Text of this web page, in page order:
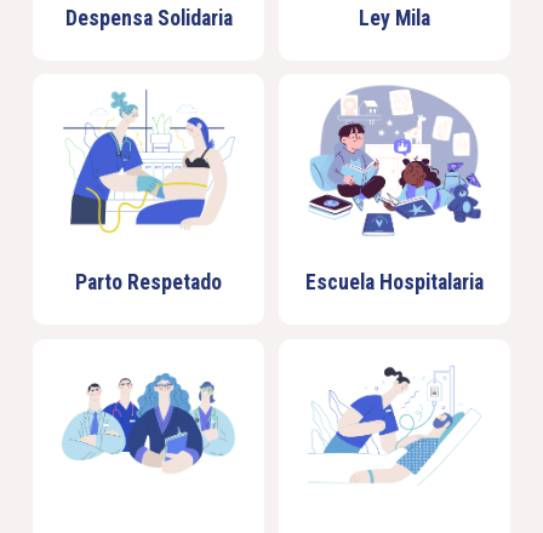
Despensa Solidaria Ley Mila
Parto Respetado Escuela Hospitalaria